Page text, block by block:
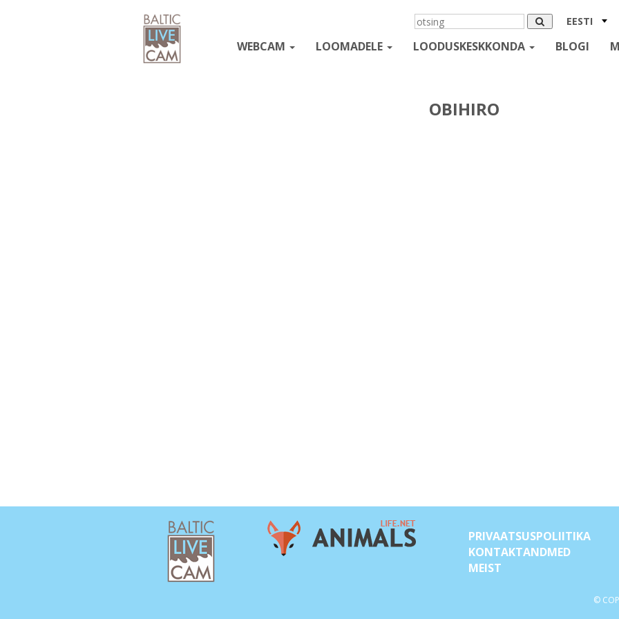
EESTI
WEBCAM LOOMADELE LOODUSKESKKONDA BLOGI
OBIHIRO
PRIVAATSUSPOLIITIKA
KONTAKTANDMED
MEIST
©